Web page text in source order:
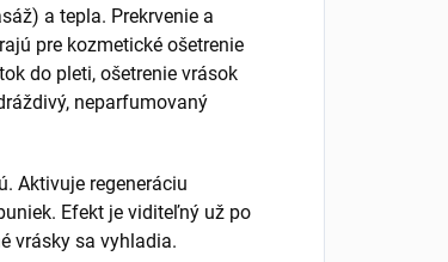
a tepla. Prekrvenie a
pre kozmetické ošetrenie
do pleti, ošetrenie vrások
neparfumovaný
Aktivuje regeneráciu
Efekt je viditeľný už po
vrásky sa vyhladia.